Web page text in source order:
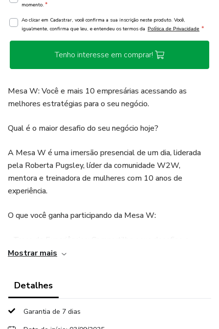
momento. *
Ao clicar em Cadastrar, você confirma a sua inscrição neste produto. Você,
igualmente, confirma que leu, e entendeu os termos da Política de Privacidade *
Tenho interesse em comprar!
Mesa W: Você e mais 10 empresárias acessando as
melhores estratégias para o seu negócio.
Qual é o maior desafio do seu negócio hoje?
A Mesa W é uma imersão presencial de um dia, liderada
pela Roberta Pugsley, líder da comunidade W2W,
mentora e treinadora de mulheres com 10 anos de
experiência.
O que você ganha participando da Mesa W:
aprenda com as vivências de outras empresárias.
outras líderes de negócios.
- Soluções Aplicáveis: Saia com 5 estratégias práticas para
Mostrar mais
Detalhes
Garantia de 7 dias